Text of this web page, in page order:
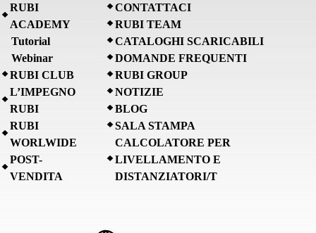
RUBI
ACADEMY
Tutorial
Webinar
RUBI CLUB
L’IMPEGNO
RUBI
RUBI
WORLWIDE
POST-
VENDITA
CONTATTACI
RUBI TEAM
CATALOGHI SCARICABILI
DOMANDE FREQUENTI
RUBI GROUP
NOTIZIE
BLOG
SALA STAMPA
CALCOLATORE PER
LIVELLAMENTO E
DISTANZIATORI/T